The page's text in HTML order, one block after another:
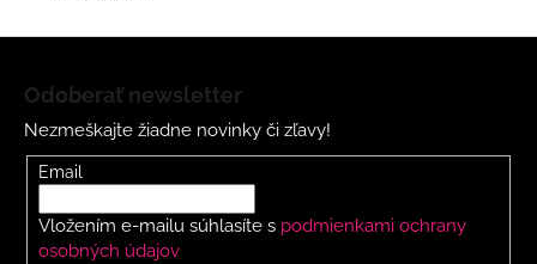
Odoberať newsletter
Nezmeškajte žiadne novinky či zľavy!
Email
Vložením e-mailu súhlasíte s podmienkami ochrany
osobných údajov